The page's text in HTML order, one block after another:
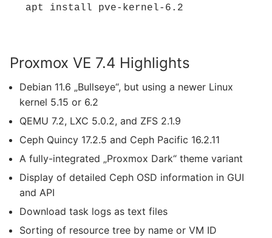
apt install pve-kernel-6.2
Proxmox VE 7.4 Highlights
Debian 11.6 „Bullseye“, but using a newer Linux
kernel 5.15 or 6.2
QEMU 7.2, LXC 5.0.2, and ZFS 2.1.9
Ceph Quincy 17.2.5 and Ceph Pacific 16.2.11
A fully-integrated „Proxmox Dark“ theme variant
Display of detailed Ceph OSD information in GUI
and API
Download task logs as text files
Sorting of resource tree by name or VM ID